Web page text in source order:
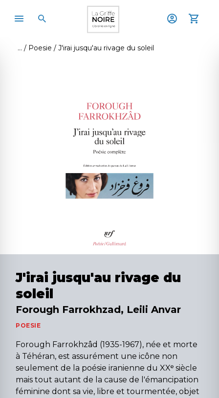
Poesie J'irai jusqu'au rivage du soleil
J'irai jusqu'au rivage du
soleil
Forough Farrokhzad, Leili Anvar
POESIE
Forough Farrokhzâd (1935-1967), née et morte
à Téhéran, est assurément une icône non
seulement de la poésie iranienne du XXᵉ siècle
mais tout autant de la cause de l'émancipation
féminine dont sa vie, libre et tourmentée, objet